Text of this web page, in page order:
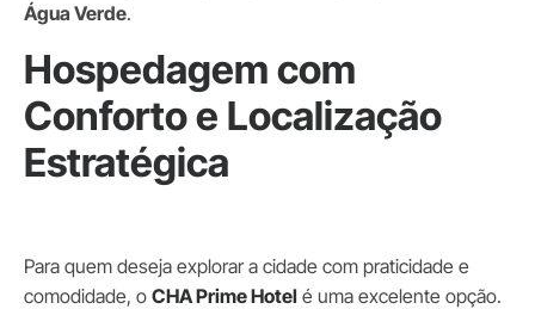
Água Verde.
Hospedagem com
Conforto e Localização
Estratégica
Para quem deseja explorar a cidade com praticidade e
comodidade, o CHA Prime Hotel é uma excelente opção.